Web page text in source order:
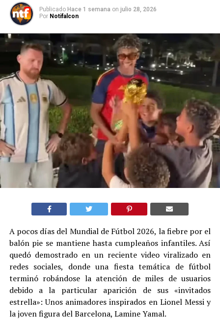
Publicado Hace 1 semana on julio 28, 2026
Por Notifalcon
A pocos días del Mundial de Fútbol 2026, la fiebre por el
balón pie se mantiene hasta cumpleaños infantiles. Así
quedó demostrado en un reciente video viralizado en
redes sociales, donde una fiesta temática de fútbol
terminó robándose la atención de miles de usuarios
debido a la particular aparición de sus «invitados
estrella»: Unos animadores inspirados en Lionel Messi y
la joven figura del Barcelona, Lamine Yamal.